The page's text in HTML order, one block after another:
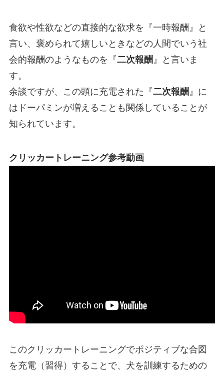
食欲や性欲などの直接的な欲求を『一時報酬』と
言い、褒められて嬉しいときなどの人間でいう社
会的報酬のようなものを『二次報酬 』と言いま
す。
余談ですが、この頭に充電された『二次報酬 』に
はドーパミンが増えることも関係していることが
知られています。
クリッカートレーニング参考動画
このクリッカートレーニングでポジティブな合図
を充電（習得）することで、犬を訓練するための